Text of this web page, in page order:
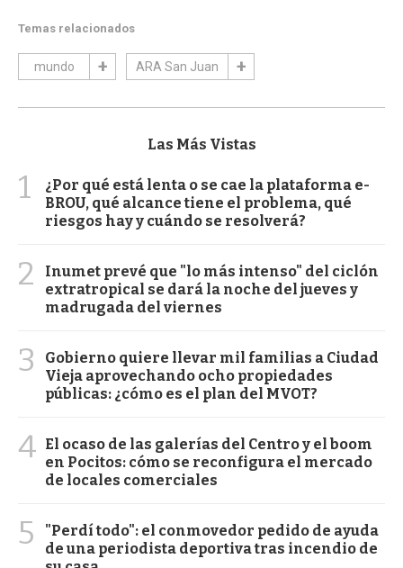
Temas relacionados
mundo ARA San Juan
Las Más Vistas
1
¿Por qué está lenta o se cae la plataforma e-
BROU, qué alcance tiene el problema, qué
riesgos hay y cuándo se resolverá?
2
Inumet prevé que "lo más intenso" del ciclón
extratropical se dará la noche del jueves y
madrugada del viernes
3
Gobierno quiere llevar mil familias a Ciudad
Vieja aprovechando ocho propiedades
públicas: ¿cómo es el plan del MVOT?
4 El ocaso de las galerías del Centro y el boom
en Pocitos: cómo se reconfigura el mercado
de locales comerciales
5
"Perdí todo": el conmovedor pedido de ayuda
de una periodista deportiva tras incendio de